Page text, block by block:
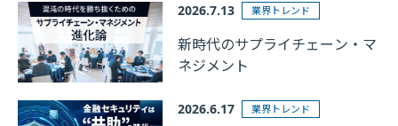
2026.7.13 業界トレンド
新時代のサプライチェーン・マ
ネジメント
2026.6.17 業界トレンド